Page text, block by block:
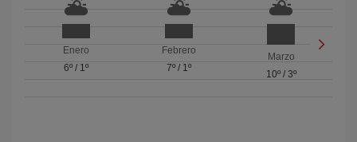
Enero
6º/ 1º
Febrero
7º/ 1º
Marzo
10º/ 3º